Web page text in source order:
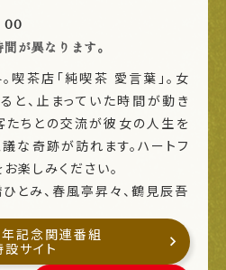
00
が異なります。
茶店「純喫茶 愛言葉」。女
と、止まっていた時間が動き
たちとの交流が彼女の人生を
な奇跡が訪れます。ハートフ
楽しみください。
とみ、春風亭昇々、鶴見辰吾
記念関連番組
設サイト